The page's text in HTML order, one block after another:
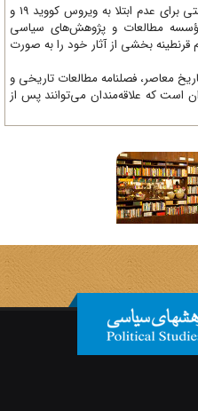
با توجه به نیاز به تداوم مراقبت‌های بهداشتی برای عدم ابتلا به ویروس کووید 19 و
مطالعات و پژوهش‌های سیاسی
بخشی از آثار خود را به صورت
معاصر، فصلنامه‌ مطالعات تاریخی و
که علاقه‌مندان می‌توانند پس از